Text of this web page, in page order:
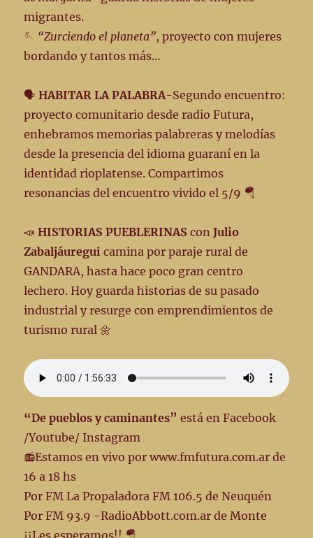
migrantes.
🪡 “Zurciendo el planeta”, proyecto con mujeres
bordando y tantos más…
🗣️HABITAR LA PALABRA-Segundo encuentro:
proyecto comunitario desde radio Futura,
enhebramos memorias palabreras y melodías
desde la presencia del idioma guaraní en la
identidad rioplatense. Compartimos
resonancias del encuentro vivido el 5/9 🪂
📣HISTORIAS PUEBLERINAS conJulio
Zabaljáureguicamina por paraje rural de
GANDARA, hasta hace poco gran centro
lechero. Hoy guarda historias de su pasado
industrial y resurge con emprendimientos de
turismo rural 🌼
“De pueblos y caminantes” está en Facebook
/Youtube/ Instagram
📻Estamos en vivo por www.fmfutura.com.ar de
16 a 18 hs
Por FM La Propaladora FM 106.5 de Neuquén
Por FM 93.9 -RadioAbbott.com.ar de Monte